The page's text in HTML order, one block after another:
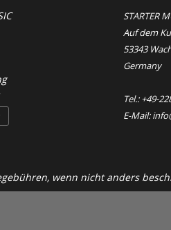
STARTER
Auf dem
53343
Germany
Tel.: +49-
E-Mail:
wenn nicht anders